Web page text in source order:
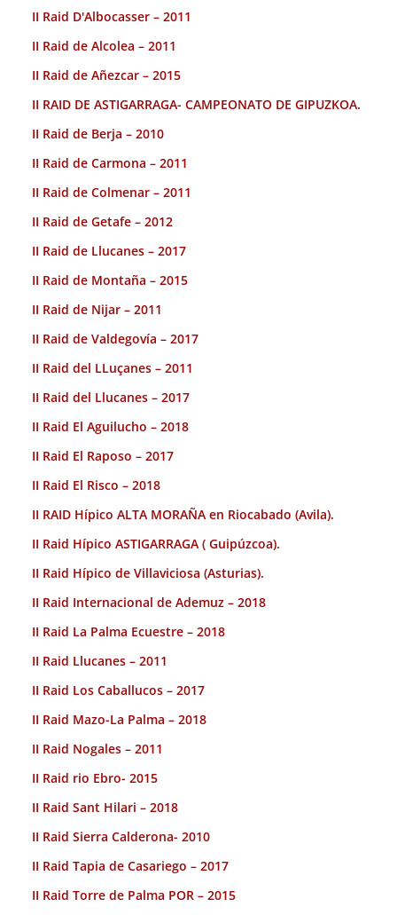
II Raid D'Albocasser – 2011
II Raid de Alcolea – 2011
II Raid de Añezcar – 2015
II RAID DE ASTIGARRAGA- CAMPEONATO DE GIPUZKOA.
II Raid de Berja – 2010
II Raid de Carmona – 2011
II Raid de Colmenar – 2011
II Raid de Getafe – 2012
II Raid de Llucanes – 2017
II Raid de Montaña – 2015
II Raid de Nijar – 2011
II Raid de Valdegovía – 2017
II Raid del LLuçanes – 2011
II Raid del Llucanes – 2017
II Raid El Aguilucho – 2018
II Raid El Raposo – 2017
II Raid El Risco – 2018
II RAID Hípico ALTA MORAÑA en Riocabado (Avila).
II Raid Hípico ASTIGARRAGA ( Guipúzcoa).
II Raid Hípico de Villaviciosa (Asturias).
II Raid Internacional de Ademuz – 2018
II Raid La Palma Ecuestre – 2018
II Raid Llucanes – 2011
II Raid Los Caballucos – 2017
II Raid Mazo-La Palma – 2018
II Raid Nogales – 2011
II Raid rio Ebro- 2015
II Raid Sant Hilari – 2018
II Raid Sierra Calderona- 2010
II Raid Tapia de Casariego – 2017
II Raid Torre de Palma POR – 2015